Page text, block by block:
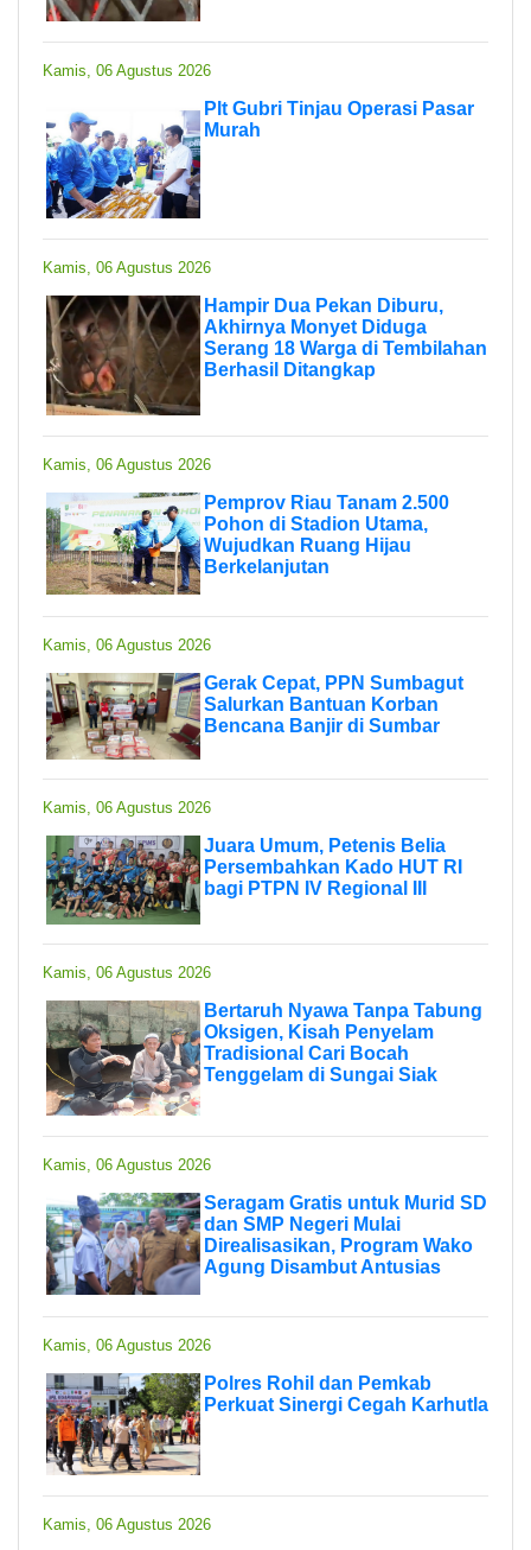
Kamis, 06 Agustus 2026
Plt Gubri Tinjau Operasi Pasar
Murah
Kamis, 06 Agustus 2026
Hampir Dua Pekan Diburu,
Akhirnya Monyet Diduga
Serang 18 Warga di Tembilahan
Berhasil Ditangkap
Kamis, 06 Agustus 2026
Pemprov Riau Tanam 2.500
Pohon di Stadion Utama,
Wujudkan Ruang Hijau
Berkelanjutan
Kamis, 06 Agustus 2026
Gerak Cepat, PPN Sumbagut
Salurkan Bantuan Korban
Bencana Banjir di Sumbar
Kamis, 06 Agustus 2026
Juara Umum, Petenis Belia
Persembahkan Kado HUT RI
bagi PTPN IV Regional III
Kamis, 06 Agustus 2026
Bertaruh Nyawa Tanpa Tabung
Oksigen, Kisah Penyelam
Tradisional Cari Bocah
Tenggelam di Sungai Siak
Kamis, 06 Agustus 2026
Seragam Gratis untuk Murid SD
dan SMP Negeri Mulai
Direalisasikan, Program Wako
Agung Disambut Antusias
Kamis, 06 Agustus 2026
Polres Rohil dan Pemkab
Perkuat Sinergi Cegah Karhutla
Kamis, 06 Agustus 2026